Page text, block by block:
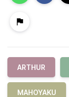
ARTHUR
MAHOYAKU